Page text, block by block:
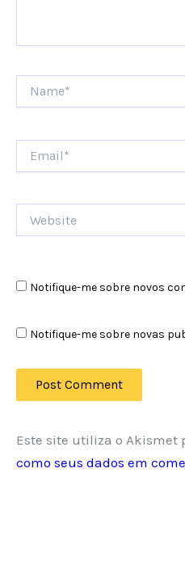
Notifique-me sobre novos
Notifique-me sobre novas
Este site utiliza o Akismet
como seus dados em